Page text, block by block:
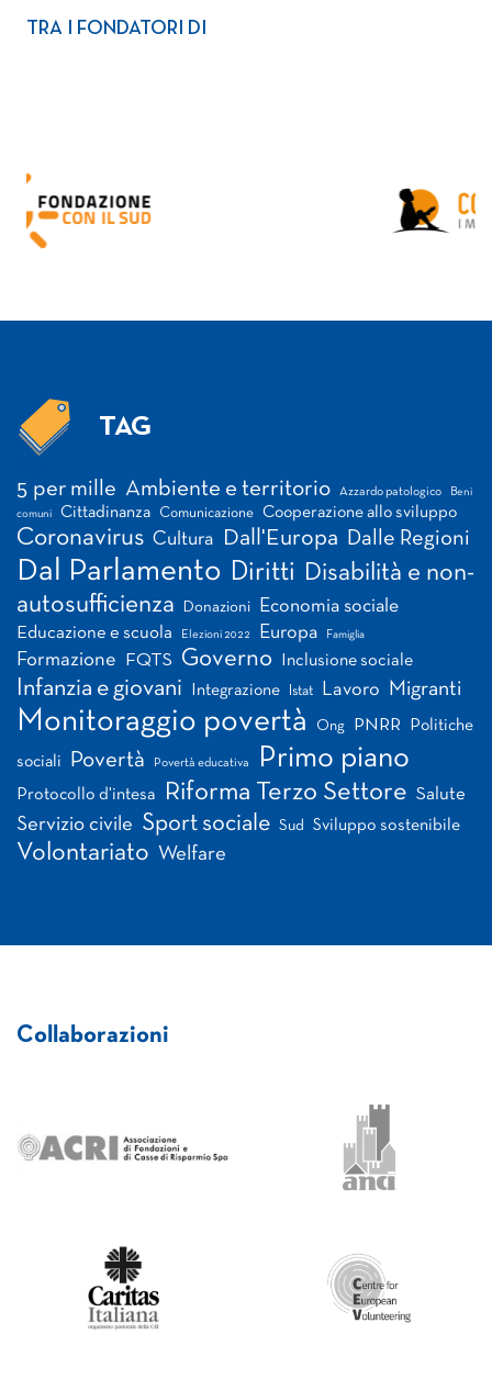
TRA I FONDATORI DI
TAG
5 per mille Ambiente e territorio Azzardo patologico Beni
comuni Cittadinanza Comunicazione Cooperazione allo sviluppo
Coronavirus Cultura Dall'Europa Dalle Regioni
Dal Parlamento Diritti Disabilità e non-
autosufficienza
Donazioni Economia sociale
Educazione e scuola Elezioni 2022 Europa Famiglia
Formazione FQTS Governo Inclusione sociale
Infanzia e giovani Integrazione Istat Lavoro Migranti
Monitoraggio povertà Ong PNRR Politiche
sociali Povertà Povertà educativa Primo piano
Protocollo d'intesa Riforma Terzo Settore Salute
Servizio civile Sport sociale Sud Sviluppo sostenibile
Volontariato Welfare
Collaborazioni